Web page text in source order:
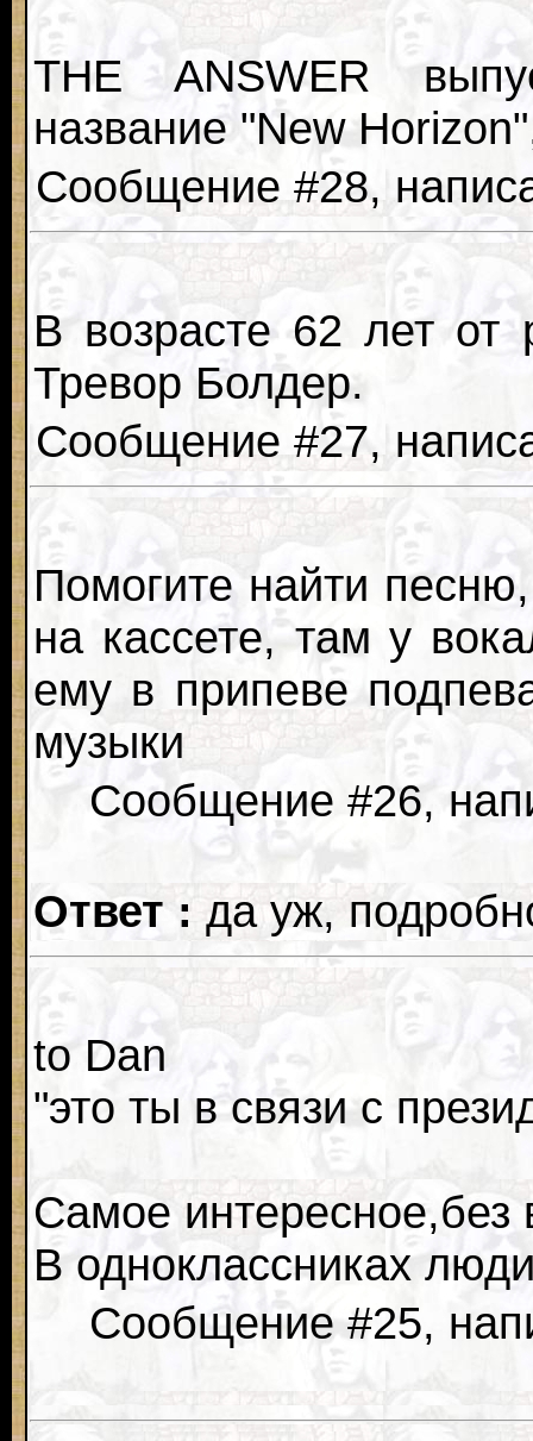
THE ANSWER
название "New
Сообщение #28,
В возрасте 62 лет от
Тревор Болдер.
Сообщение #27,
Помогите найти
на кассете, там у
ему в припеве
музыки
Сообщение #26,
Ответ : да уж,
to Dan
"это ты в связи с
Самое интересное,без
В одноклассниках
Сообщение #25,